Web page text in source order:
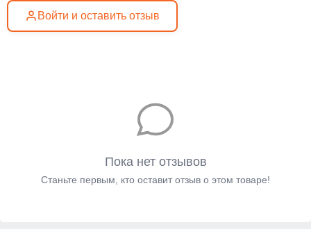
Войти и оставить отзыв
Пока нет отзывов
Станьте первым, кто оставит отзыв о этом товаре!